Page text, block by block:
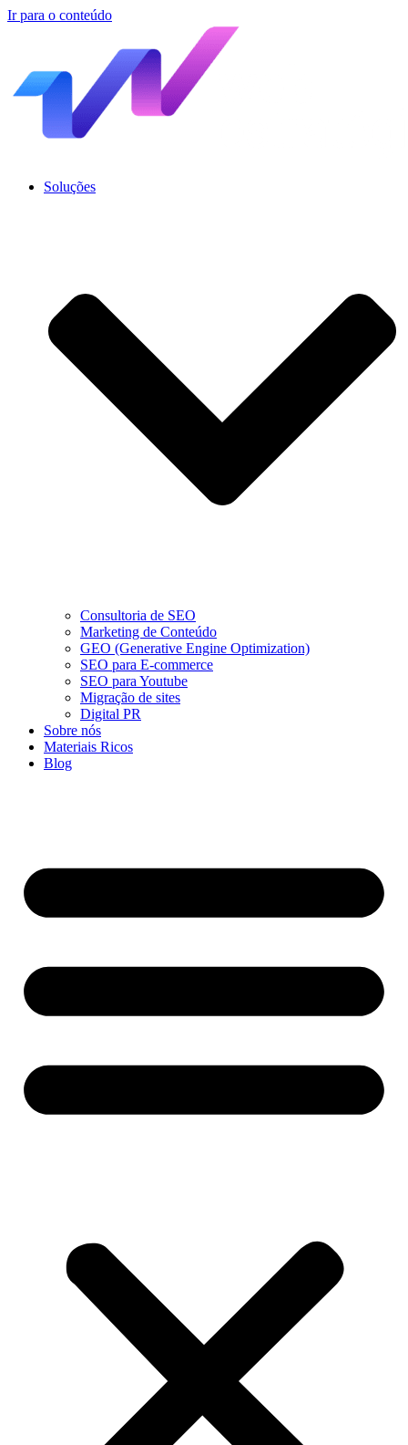
Ir para o conteúdo
Soluções
Consultoria de SEO
Marketing de Conteúdo
GEO (Generative Engine Optimization)
SEO para E-commerce
SEO para Youtube
Migração de sites
Digital PR
Sobre nós
Materiais Ricos
Blog